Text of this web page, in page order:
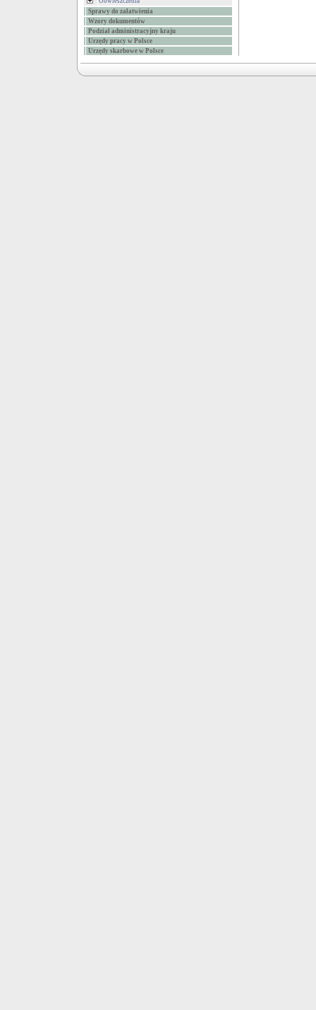
Sprawy do załatwienia
Wzory dokumentów
Podział administracyjny kraju
Urzędy pracy w Polsce
Urzędy skarbowe w Polsce